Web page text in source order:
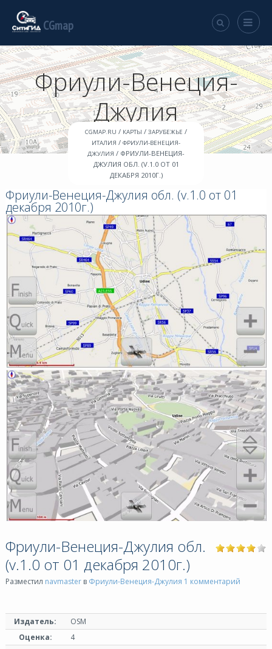
CGmap
Фриули-Венеция-
Джулия
CGMAP.RU / КАРТЫ / ЗАРУБЕЖЬЕ /
ИТАЛИЯ / ФРИУЛИ-ВЕНЕЦИЯ-
ДЖУЛИЯ / ФРИУЛИ-ВЕНЕЦИЯ-
ДЖУЛИЯ ОБЛ. (V.1.0 ОТ 01
ДЕКАБРЯ 2010Г.)
Фриули-Венеция-Джулия обл. (v.1.0 от 01
декабря 2010г.)
Фриули-Венеция-Джулия обл.
(v.1.0 от 01 декабря 2010г.)
Разместил navmaster в Фриули-Венеция-Джулия 1 комментарий
Издатель:
OSM
Оценка:
4